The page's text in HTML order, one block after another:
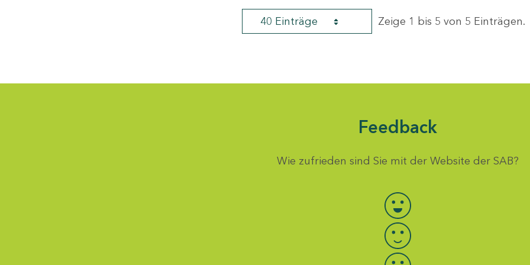
40 Einträge Zeige 1 bis 5 von 5 Einträgen.
Feedback
Wie zufrieden sind Sie mit der Website der SAB?
Bewertung auswählen